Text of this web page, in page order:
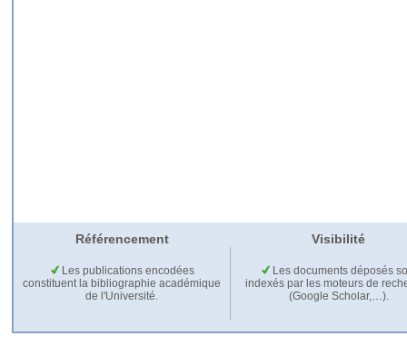
Référencement Visibilité
Les publications encodées
constituent la bibliographie académique
de l'Université.
Les documents déposés
indexés par les moteurs de
(Google Scholar,…).